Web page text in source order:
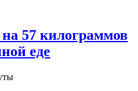
на 57 килограммов
еде